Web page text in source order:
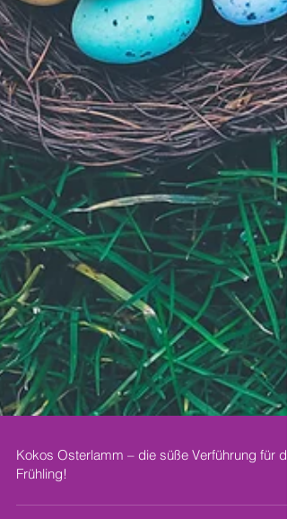
Frühling!